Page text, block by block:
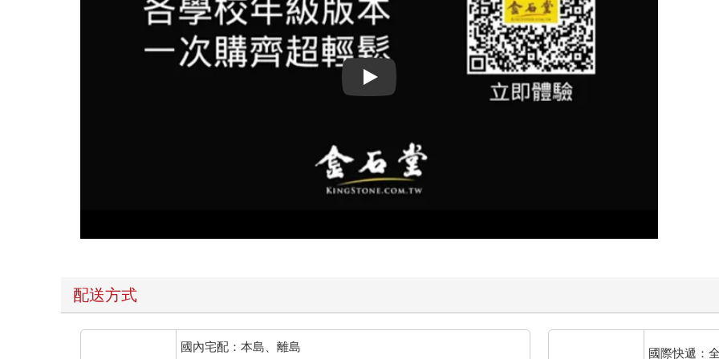
Play video
配送方式
國內宅配：本島、離島 國際快遞：